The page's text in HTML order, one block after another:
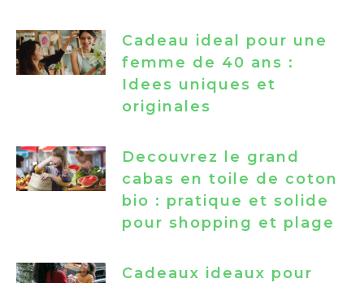
Cadeau ideal pour une
femme de 40 ans :
Idees uniques et
originales
Decouvrez le grand
cabas en toile de coton
bio : pratique et solide
pour shopping et plage
Cadeaux ideaux pour